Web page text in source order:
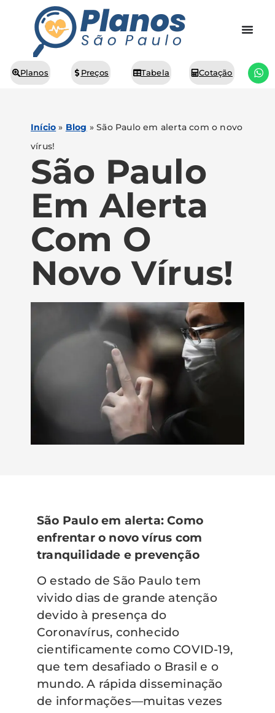
Planos Preços Tabela Cotação
Início » Blog »São Paulo em alerta com o novo
vírus!
São Paulo
Em Alerta
Com O
Novo Vírus!
São Paulo em alerta: Como
enfrentar o novo vírus com
tranquilidade e prevenção
O estado de São Paulo tem
vivido dias de grande atenção
devido à presença do
Coronavírus, conhecido
cientificamente como COVID-19,
que tem desafiado o Brasil e o
mundo. A rápida disseminação
de informações—muitas vezes